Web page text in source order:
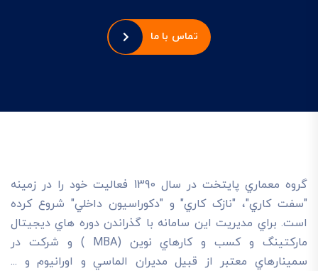
تماس با ما
گروه معماري پايتخت در سال 1390 فعاليت خود را در زمينه
"سفت کاري"، "نازک کاري" و "دکوراسيون داخلي" شروع کرده
است. براي مديريت اين سامانه با گذراندن دوره هاي ديجيتال
مارکتينگ و کسب و کارهاي نوين (MBA ) و شرکت در
سمينارهاي معتبر از قبيل مديران الماسي و اورانيوم و ...